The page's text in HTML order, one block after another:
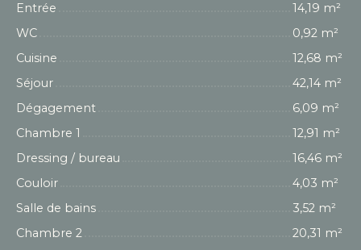
Entrée
14,19 m²
WC
0,92 m²
Cuisine
12,68 m²
Séjour
42,14 m²
Dégagement
6,09 m²
Chambre 1
12,91 m²
Dressing / bureau
16,46 m²
Couloir
4,03 m²
Salle de bains
3,52 m²
Chambre 2
20,31 m²